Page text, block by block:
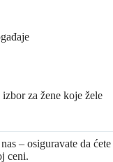
izbor za žene koje žele
– osiguravate da ćete
ceni.